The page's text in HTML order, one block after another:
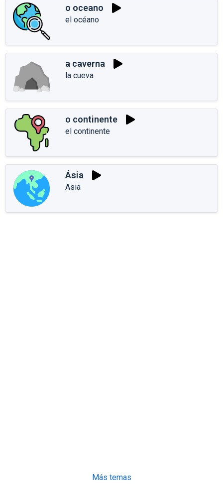
o oceano
el océano
a caverna
la cueva
o continente
el continente
Ásia
Asia
Más temas